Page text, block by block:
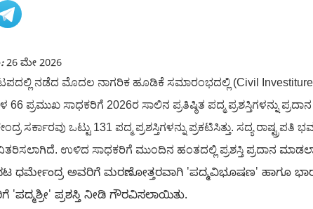
26 ಮೇ 2026
ನಡೆದ ಮೊದಲ ನಾಗರಿಕ ಹೂಡಿಕೆ ಸಮಾರಂಭದಲ್ಲಿ (Civil Investiture
ಪ್ರಮುಖ ಸಾಧಕರಿಗೆ 2026ರ ಸಾಲಿನ ಪ್ರತಿಷ್ಠಿತ ಪದ್ಮ ಪ್ರಶಸ್ತಿಗಳನ್ನು
ಸರ್ಕಾರವು ಒಟ್ಟು 131 ಪದ್ಮ ಪ್ರಶಸ್ತಿಗಳನ್ನು ಪ್ರಕಟಿಸಿತ್ತು. ಸದ್ಯ
ಉಳಿದ ಸಾಧಕರಿಗೆ ಮುಂದಿನ ಹಂತದಲ್ಲಿ ಪ್ರಶಸ್ತಿ ಪ್ರದಾನ
ಅವರಿಗೆ ಮರಣೋತ್ತರವಾಗಿ 'ಪದ್ಮವಿಭೂಷಣ' ಹಾಗೂ
ಪ್ರಶಸ್ತಿ ನೀಡಿ ಗೌರವಿಸಲಾಯಿತು.